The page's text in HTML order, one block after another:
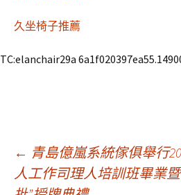
久坐椅子推薦
TC:elanchair29a
文
← 青島億嵐系統傢俱舉行
人工作司理人培訓班畢業